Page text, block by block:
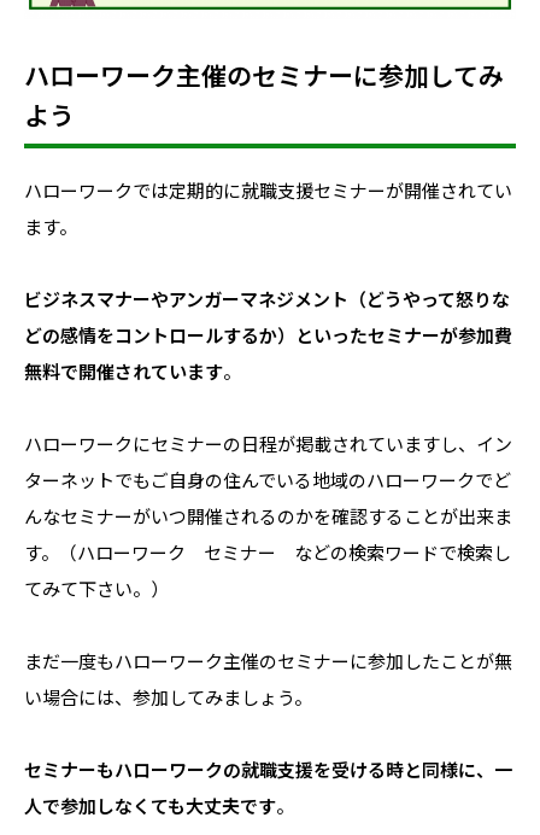
ハローワーク主催のセミナーに参加してみ
よう
ハローワークでは定期的に就職支援セミナーが開催されてい
ます。
ビジネスマナーやアンガーマネジメント（どうやって怒りな
どの感情をコントロールするか）といったセミナーが参加費
無料で開催されています。
ハローワークにセミナーの日程が掲載されていますし、イン
ターネットでもご自身の住んでいる地域のハローワークでど
んなセミナーがいつ開催されるのかを確認することが出来ま
す。（ハローワーク セミナー などの検索ワードで検索し
てみて下さい。）
まだ一度もハローワーク主催のセミナーに参加したことが無
い場合には、参加してみましょう。
セミナーもハローワークの就職支援を受ける時と同様に、一
人で参加しなくても大丈夫です。